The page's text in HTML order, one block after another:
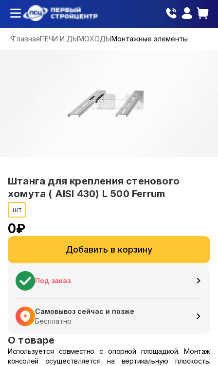
ГлавнаяПЕЧИ И ДЫМОХОДЫМонтажные элементы
Штанга для крепления стенового
хомута ( AISI 430) L 500 Ferrum
шт
0₽
Добавить в корзину
Под заказ
Самовывоз сейчас и позже
Бесплатно
О товаре
Используется совместно с опорной площадкой. Монтаж
консолей осуществляется на вертикальную плоскость.